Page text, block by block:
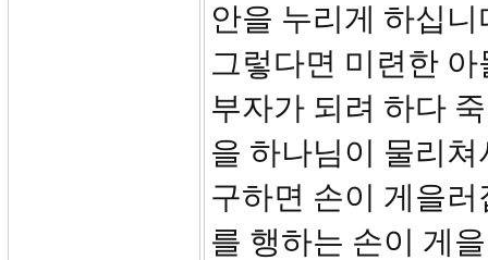
안을 누리게 하십니
그렇다면 미련한
부자가 되려 하다
을 하나님이 물리
구하면 손이 게을
를 행하는 손이 게